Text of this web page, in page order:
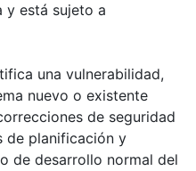
y está sujeto a
una vulnerabilidad,
nuevo o existente
de seguridad
de planificación y
de desarrollo normal del